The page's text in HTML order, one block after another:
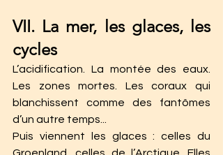
VII. La mer, les glaces, les
cycles
L’acidification. La montée des eaux.
Les zones mortes. Les coraux qui
blanchissent comme des fantômes
d’un autre temps...
Puis viennent les glaces : celles du